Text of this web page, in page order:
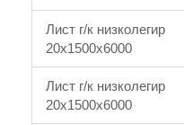
Лист г/к низколегир
20x1500x6000
Лист г/к низколегир
20x1500x6000